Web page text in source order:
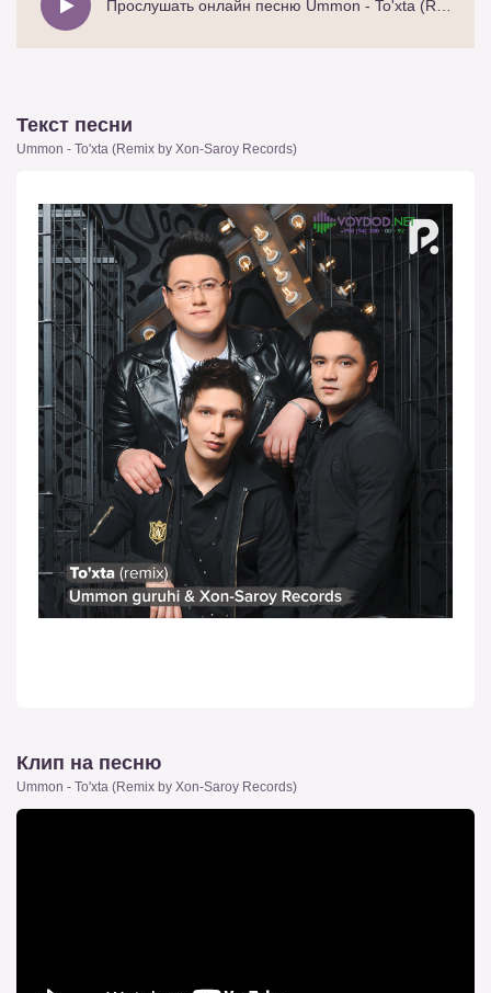
Текст песни
Ummon - To'xta (Remix by Xon-Saroy Records)
Клип на песню
Ummon - To'xta (Remix by Xon-Saroy Records)